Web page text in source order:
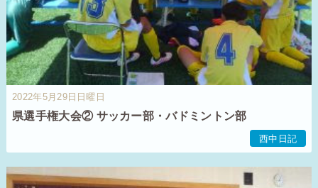
2022年5月29日日曜日
県選手権大会② サッカー部・バドミントン部
西中日記